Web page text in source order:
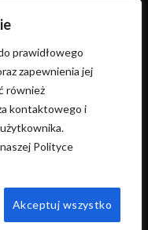
prawidłowego
zapewnienia jej
również
kontaktowego i
Polityce
Akceptuj wszystko
| Stworzone przez